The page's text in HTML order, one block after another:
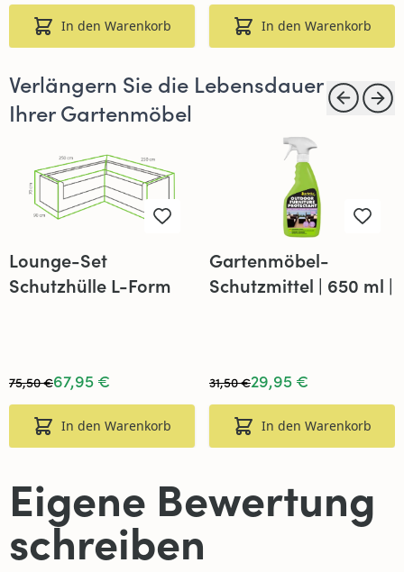
In den Warenkorb In den Warenkorb
Verlängern Sie die Lebensdauer
Ihrer Gartenmöbel
Lounge-Set
Schutzhülle L-Form
67,95 €
75,50 €
In den Warenkorb
Gartenmöbel-
Schutzmittel | 650 ml |
29,95 €
31,50 €
In den Warenkorb
Eigene Bewertung
schreiben